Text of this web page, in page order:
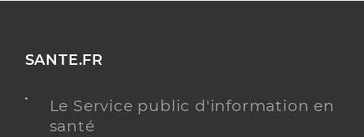
SANTE.FR
Le Service public d'information en
santé